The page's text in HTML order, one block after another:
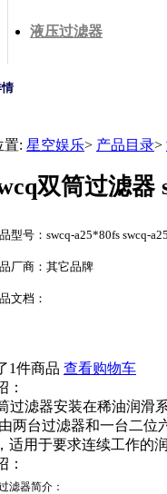
液压过滤器
置: 星空娱乐> 产品目录>
双筒过滤器
型号：swcq-a25*80fs swcq-
厂商：其它品牌
文档：
1件商品 查看购物车
：
过滤器安装在稀油润滑
两台过滤器和一台二位
适用于要求连续工作的
：
滤器简介：